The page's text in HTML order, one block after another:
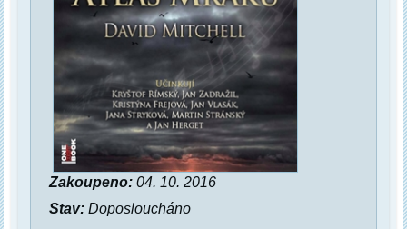
Zakoupeno: 04. 10. 2016
Stav: Doposloucháno